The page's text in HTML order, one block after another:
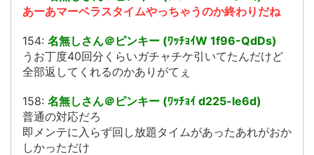
あーあマーベラスタイムやっちゃうのか終わりだね
154: 名無しさん＠ピンキー (ﾜｯﾁｮｲW 1f96-QdDs)
うお丁度40回分くらいガチャチケ引いてたんだけど
全部返してくれるのかありがてぇ
158: 名無しさん＠ピンキー (ﾜｯﾁｮｲ d225-le6d)
普通の対応だろ
即メンテに入らず回し放題タイムがあったあれがおか
しかっただけ